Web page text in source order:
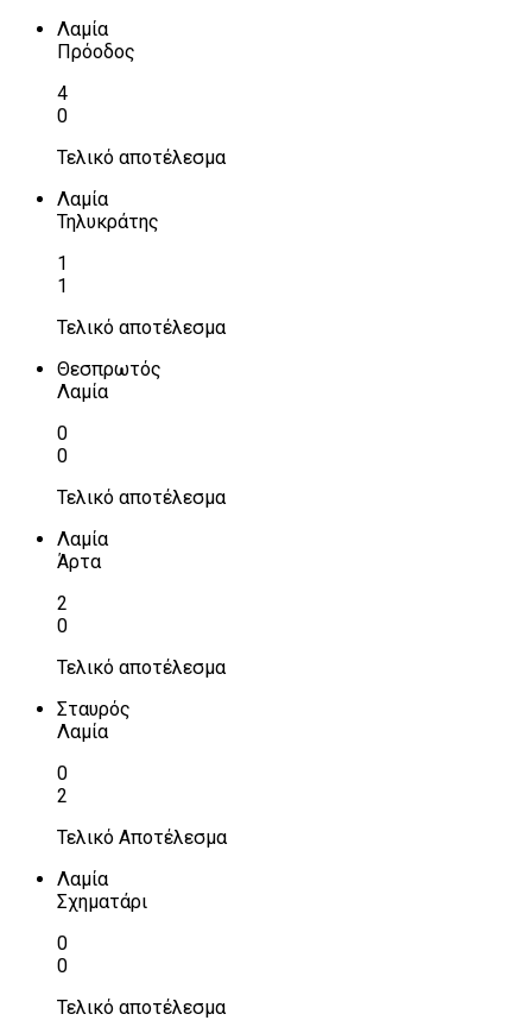
Λαμία
Πρόοδος
4
0
Τελικό αποτέλεσμα
Λαμία
Τηλυκράτης
1
1
Τελικό αποτέλεσμα
Θεσπρωτός
Λαμία
0
0
Τελικό αποτέλεσμα
Λαμία
Άρτα
2
0
Τελικό αποτέλεσμα
Σταυρός
Λαμία
0
2
Τελικό Αποτέλεσμα
Λαμία
Σχηματάρι
0
0
Τελικό αποτέλεσμα